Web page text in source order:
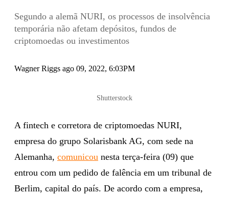
Segundo a alemã NURI, os processos de insolvência
temporária não afetam depósitos, fundos de
criptomoedas ou investimentos
Wagner Riggs ago 09, 2022, 6:03PM
Shutterstock
A fintech e corretora de criptomoedas NURI,
empresa do grupo Solarisbank AG, com sede na
Alemanha, comunicou nesta terça-feira (09) que
entrou com um pedido de falência em um tribunal de
Berlim, capital do país. De acordo com a empresa,